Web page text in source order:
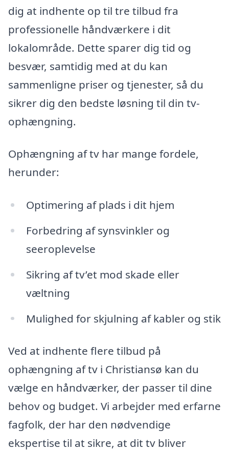
dig at indhente op til tre tilbud fra
professionelle håndværkere i dit
lokalområde. Dette sparer dig tid og
besvær, samtidig med at du kan
sammenligne priser og tjenester, så du
sikrer dig den bedste løsning til din tv-
ophængning.
Ophængning af tv har mange fordele,
herunder:
Optimering af plads i dit hjem
Forbedring af synsvinkler og
seeroplevelse
Sikring af tv’et mod skade eller
væltning
Mulighed for skjulning af kabler og stik
Ved at indhente flere tilbud på
ophængning af tv i Christiansø kan du
vælge en håndværker, der passer til dine
behov og budget. Vi arbejder med erfarne
fagfolk, der har den nødvendige
ekspertise til at sikre, at dit tv bliver